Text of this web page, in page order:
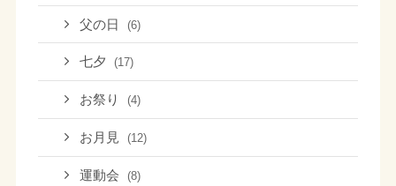
父の日 (6)
七夕 (17)
お祭り (4)
お月見 (12)
運動会 (8)